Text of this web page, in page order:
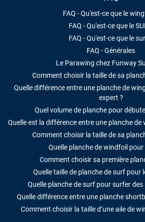
FAQ - Qu'est-ce que le
FAQ - Qu'est-ce que le
FAQ - Qu'est-ce que le
FAQ - Générales
Le Parawing chez Funway
Comment choisir la taille de sa
Quelle différence entre une planche de
expert ?
Quel volume de planche pour
Quelle est la différence entre une planche
Comment choisir la taille de sa
Quelle planche de windfoil pour
Comment choisir sa première
Quelle taille de planche de surf pour
Quelle planche de surf pour surfer des
Quelle différence entre une planche
Comment choisir la taille d’une aile de
LAISSER UN AVIS